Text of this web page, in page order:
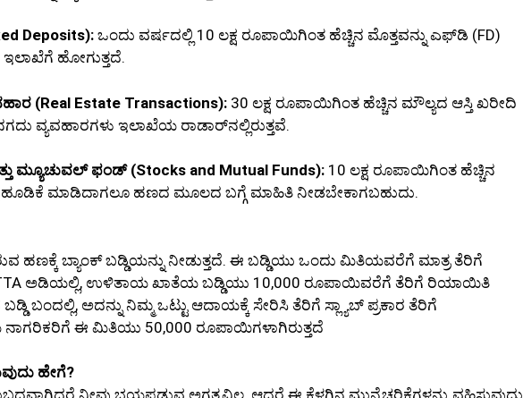
Deposits): ಒಂದು ವರ್ಷದಲ್ಲಿ 10 ಲಕ್ಷ ರೂಪಾಯಿಗಿಂತ ಹೆಚ್ಚಿನ ಮೊತ್ತವನ್ನು ಎಫ್‌ಡಿ (FD)
ಹೋಗುತ್ತದೆ.
(Real Estate Transactions): 30 ಲಕ್ಷ ರೂಪಾಯಿಗಿಂತ ಹೆಚ್ಚಿನ ಮೌಲ್ಯದ ಆಸ್ತಿ ಖರೀದಿ
ವ್ಯವಹಾರಗಳು ಇಲಾಖೆಯ ರಾಡಾರ್‌ನಲ್ಲಿರುತ್ತವೆ.
ಮ್ಯೂಚುವಲ್ ಫಂಡ್ (Stocks and Mutual Funds): 10 ಲಕ್ಷ ರೂಪಾಯಿಗಿಂತ ಹೆಚ್ಚಿನ
ಹೂಡಿಕೆ ಮಾಡಿದಾಗಲೂ ಹಣದ ಮೂಲದ ಬಗ್ಗೆ ಮಾಹಿತಿ ನೀಡಬೇಕಾಗಬಹುದು.
ಹಣಕ್ಕೆ ಬ್ಯಾಂಕ್ ಬಡ್ಡಿಯನ್ನು ನೀಡುತ್ತದೆ. ಈ ಬಡ್ಡಿಯು ಒಂದು ಮಿತಿಯವರೆಗೆ ಮಾತ್ರ ತೆರಿಗೆ
ಅಡಿಯಲ್ಲಿ, ಉಳಿತಾಯ ಖಾತೆಯ ಬಡ್ಡಿಯು 10,000 ರೂಪಾಯಿವರೆಗೆ ತೆರಿಗೆ ರಿಯಾಯಿತಿ
ಬಂದಲ್ಲಿ, ಅದನ್ನು ನಿಮ್ಮ ಒಟ್ಟು ಆದಾಯಕ್ಕೆ ಸೇರಿಸಿ ತೆರಿಗೆ ಸ್ಲ್ಯಾಬ್ ಪ್ರಕಾರ ತೆರಿಗೆ
ನಾಗರಿಕರಿಗೆ ಈ ಮಿತಿಯು 50,000 ರೂಪಾಯಿಗಳಾಗಿರುತ್ತದೆ
ಹೇಗೆ?